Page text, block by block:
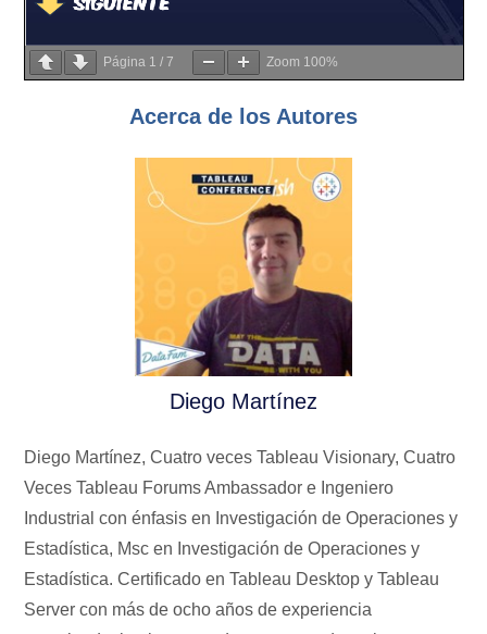
Página 1 /7 Zoom 100%
Acerca de los Autores
Diego Martínez
Diego Martínez, Cuatro veces Tableau Visionary, Cuatro
Veces Tableau Forums Ambassador e Ingeniero
Industrial con énfasis en Investigación de Operaciones y
Estadística, Msc en Investigación de Operaciones y
Estadística. Certificado en Tableau Desktop y Tableau
Server con más de ocho años de experiencia